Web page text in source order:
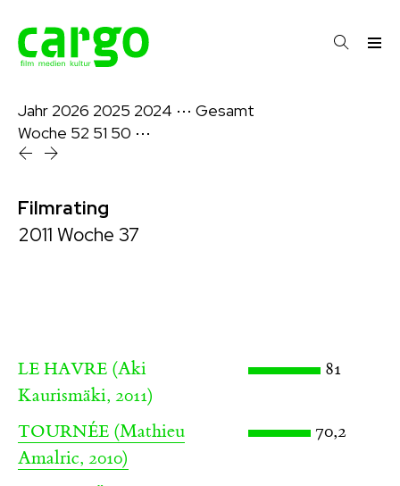
Jahr 2026 2025 2024 ⋯ Gesamt
Woche 52 51 50 ⋯
Filmrating
2011 Woche 37
LE HAVRE (Aki
Kaurismäki, 2011)
81
TOURNÉE (Mathieu
Amalric, 2010)
70,2